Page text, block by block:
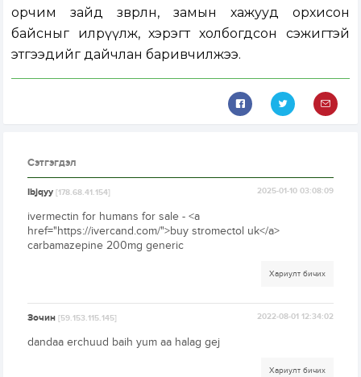
орчим зайд зөөвөрлөн, замын хажууд орхисон
байсныг илрүүлж, хэрэгт холбогдсон сэжигтэй
этгээдийг дайчлан баривчилжээ.
Сэтгэгдэл
Ibjqyy[178.68.41.154] 2025-01-10 03:08:09
ivermectin for humans for sale - <a
href="https://ivercand.com/">buy stromectol uk</a>
carbamazepine 200mg generic
Хариулт бичих
Зочин[59.153.115.145] 2022-08-01 12:34:02
dandaa erchuud baih yum aa halag gej
Хариулт бичих